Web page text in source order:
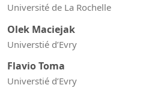
Université de La Rochelle
Olek Maciejak
Universtié d’Evry
Flavio Toma
Universtié d’Evry